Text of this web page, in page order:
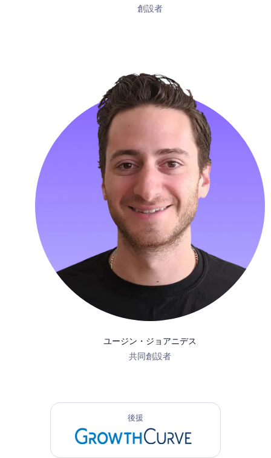
創設者
ユージン・ジョアニデス
共同創設者
後援